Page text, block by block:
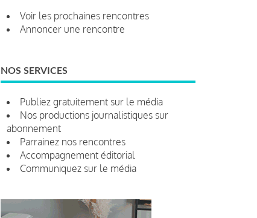
Voir les prochaines rencontres
Annoncer une rencontre
NOS SERVICES
Publiez gratuitement sur le média
Nos productions journalistiques sur
abonnement
Parrainez nos rencontres
Accompagnement éditorial
Communiquez sur le média